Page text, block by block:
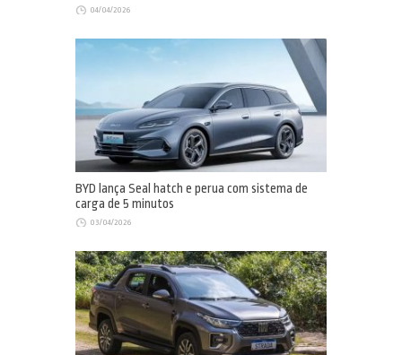
04/04/2026
BYD lança Seal hatch e perua com sistema de
carga de 5 minutos
03/04/2026